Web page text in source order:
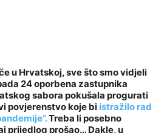
u Hrvatskoj, sve što smo vidjeli
24 oporbena zastupnika
sabora pokušala progurati
povjerenstvo koje bi istražilo rad
Treba li posebno
prijedlog prošao… Dakle, u